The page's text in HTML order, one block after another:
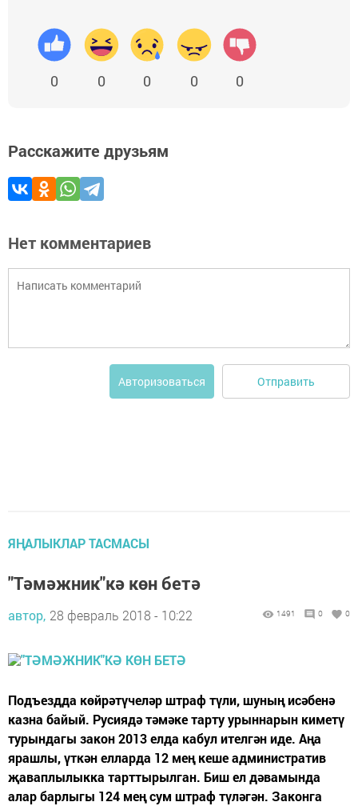
0 0 0 0 0
Расскажите друзьям
Нет комментариев
Авторизоваться Отправить
ЯҢАЛЫКЛАР ТАСМАСЫ
"Тәмәжник"кә көн бетә
автор, 28 февраль 2018 - 10:22 1491 0 0
Подъездда көйрәтүчеләр штраф түли, шуның исәбенә
казна байый. Русиядә тәмәке тарту урыннарын киметү
турындагы закон 2013 елда кабул ителгән иде. Аңа
ярашлы, үткән елларда 12 мең кеше административ
җаваплылыкка тарттырылган. Биш ел дәвамында
алар барлыгы 124 мең сум штраф түләгән. Законга